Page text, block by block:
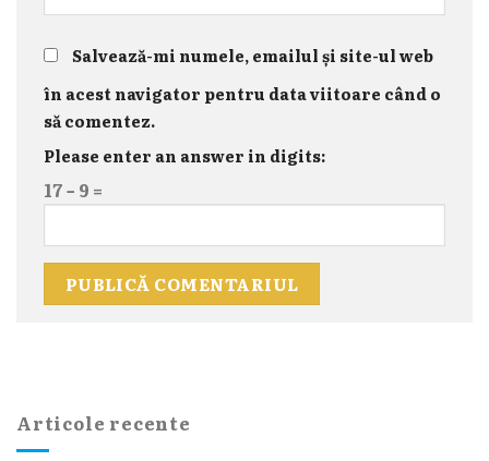
Articole recente
Salvează-mi numele, emailul și site-ul web
în acest navigator pentru data viitoare când o
să comentez.
Please enter an answer in digits:
17 − 9 =